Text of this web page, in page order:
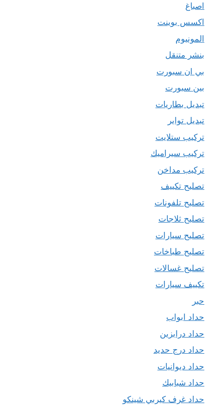
اصباغ
اكسس بوينت
المونيوم
بنشر متنقل
بي ان سبورت
بين سبورت
تبديل بطاريات
تبديل تواير
تركيب ستلايت
تركيب سيراميك
تركيب مداخن
تصليح تكييف
تصليح تلفونات
تصليح ثلاجات
تصليح سيارات
تصليح طباخات
تصليح غسالات
تكييف سيارات
حبر
حداد ابواب
حداد درابزين
حداد درج حديد
حداد ديوانيات
حداد شبابيك
حداد غرف كيربي شينكو